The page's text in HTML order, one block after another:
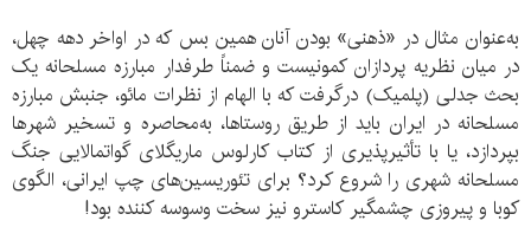
به‌عنوان مثال در «ذهنی» بودن آنان همین بس که در اواخر دهه چهل،
در میان نظریه پردازان کمونیست و ضمناً طرفدار مبارزه مسلحانه یک
بحث جدلی (پلمیک) درگرفت که با الهام از نظرات مائو، جنبش مبارزه
مسلحانه در ایران باید از طریق روستاها، به‌محاصره و تسخیر شهرها
بپردازد، یا با تأثیرپذیری از کتاب کارلوس ماریگلای گواتمالایی جنگ
مسلحانه شهری را شروع کرد؟ برای تئوریسین‌های چپ ایرانی، الگوی
کوبا و پیروزی چشمگیر کاسترو نیز سخت وسوسه کننده بود!